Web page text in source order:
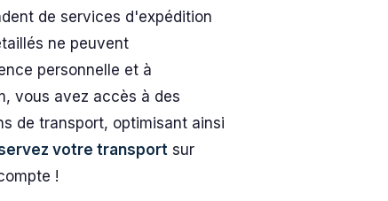
de services d'expédition
ne peuvent
personnelle et à
vous avez accès à des
de transport, optimisant ainsi
votre transport sur
!